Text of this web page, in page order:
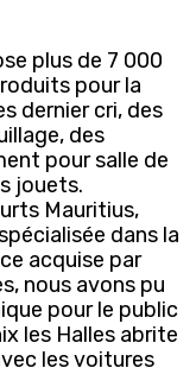
plus de 7 000
pour la
dernier cri, des
des
pour salle de
jouets.
Mauritius,
dans la
acquise par
nous avons pu
pour le public
les Halles abrite
les voitures